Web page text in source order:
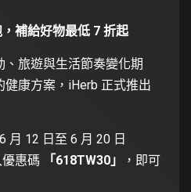
補給好物最低 7 折起
旅遊與生活節奏變化期
健康方案，iHerb 正式推出
月 12 日至 6 月 20 日
惠碼 「618TW30」
，即可